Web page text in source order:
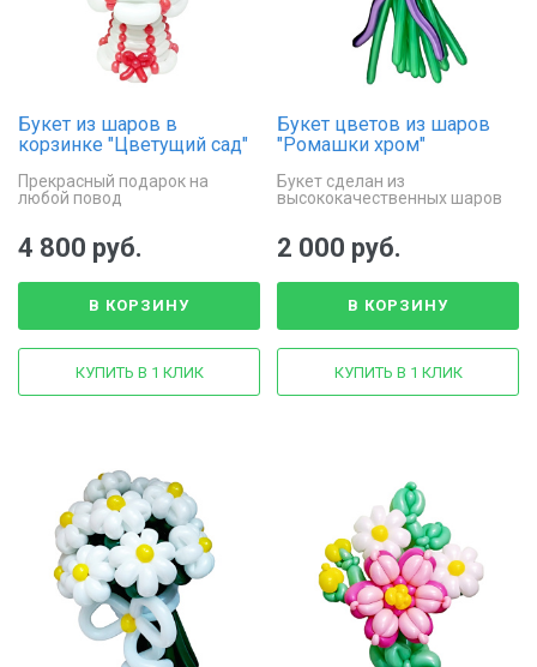
Букет из шаров в
корзинке "Цветущий сад"
Прекрасный подарок на
любой повод
4 800 руб.
В КОРЗИНУ
КУПИТЬ В 1 КЛИК
Букет цветов из шаров
"Ромашки хром"
Букет сделан из
высококачественных шаров
2 000 руб.
В КОРЗИНУ
КУПИТЬ В 1 КЛИК